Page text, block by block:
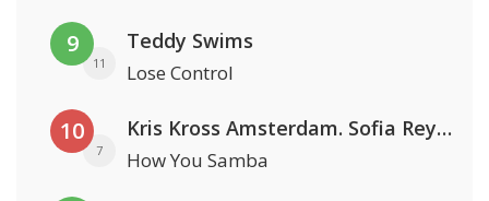
9
11
Teddy Swims
Lose Control
10
7
Kris Kross Amsterdam. Sofia Reyes & Tinie Tempah
How You Samba